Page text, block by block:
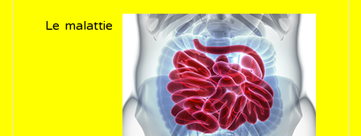
Le malattie